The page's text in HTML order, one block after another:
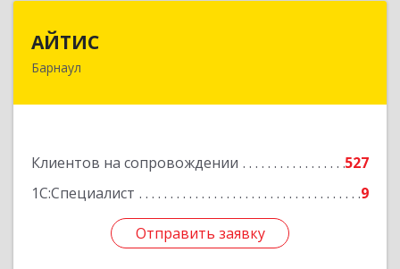
АЙТИС
Барнаул
Клиентов на сопровождении
527
1С:Специалист
9
Отправить заявку
656067, Алтайский край, Барнаул г, Взлетная ул,
Отправить заявку